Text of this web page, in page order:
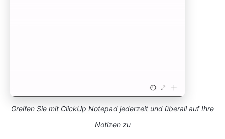
Greifen Sie mit ClickUp Notepad jederzeit und überall auf Ihre
Notizen zu